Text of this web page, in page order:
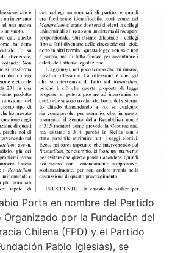
Porta en nombre del Partido
por la Fundación del
Chilena (FPD) y el Partido
Pablo Iglesias), se